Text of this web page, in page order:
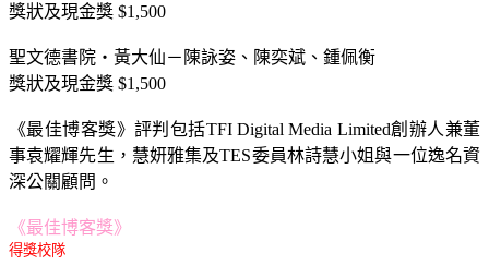
獎狀及現金獎 $1,500
聖文德書院‧黃大仙－陳詠姿、陳奕斌、鍾佩衡
獎狀及現金獎 $1,500
《最佳博客獎》評判包括TFI Digital Media Limited創辦人兼董
事袁耀輝先生，慧妍雅集及TES委員林詩慧小姐與一位逸名資
深公關顧問。
《最佳博客獎》
得獎校隊